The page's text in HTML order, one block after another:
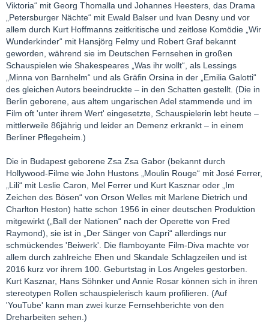
Viktoria“ mit Georg Thomalla und Johannes Heesters, das Drama
„Petersburger Nächte“ mit Ewald Balser und Ivan Desny und vor
allem durch Kurt Hoffmanns zeitkritische und zeitlose Komödie „Wir
Wunderkinder“ mit Hansjörg Felmy und Robert Graf bekannt
geworden, während sie im Deutschen Fernsehen in großen
Schauspielen wie Shakespeares „Was ihr wollt“, als Lessings
„Minna von Barnhelm“ und als Gräfin Orsina in der „Emilia Galotti“
des gleichen Autors beeindruckte – in den Schatten gestellt. (Die in
Berlin geborene, aus altem ungarischen Adel stammende und im
Film oft 'unter ihrem Wert' eingesetzte, Schauspielerin lebt heute –
mittlerweile 86jährig und leider an Demenz erkrankt – in einem
Berliner Pflegeheim.)
Die in Budapest geborene Zsa Zsa Gabor (bekannt durch
Hollywood-Filme wie John Hustons „Moulin Rouge“ mit José Ferrer,
„Lili“ mit Leslie Caron, Mel Ferrer und Kurt Kasznar oder „Im
Zeichen des Bösen“ von Orson Welles mit Marlene Dietrich und
Charlton Heston) hatte schon 1956 in einer deutschen Produktion
mitgewirkt („Ball der Nationen“ nach der Operette von Fred
Raymond), sie ist in „Der Sänger von Capri“ allerdings nur
schmückendes 'Beiwerk'. Die flamboyante Film-Diva machte vor
allem durch zahlreiche Ehen und Skandale Schlagzeilen und ist
2016 kurz vor ihrem 100. Geburtstag in Los Angeles gestorben.
Kurt Kasznar, Hans Söhnker und Annie Rosar können sich in ihren
stereotypen Rollen schauspielerisch kaum profilieren. (Auf
'YouTube' kann man zwei kurze Fernsehberichte von den
Dreharbeiten sehen.)